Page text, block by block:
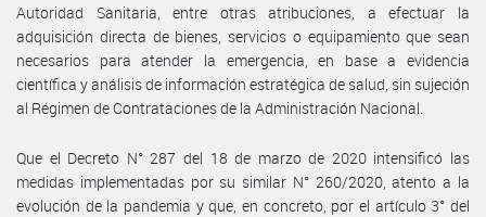
Autoridad Sanitaria, entre otras atribuciones, a efectuar la
adquisición directa de bienes, servicios o equipamiento que sean
necesarios para atender la emergencia, en base a evidencia
científica y análisis de información estratégica de salud, sin sujeción
al Régimen de Contrataciones de la Administración Nacional.
Que el Decreto N° 287 del 18 de marzo de 2020 intensificó las
medidas implementadas por su similar N° 260/2020, atento a la
evolución de la pandemia y que, en concreto, por el artículo 3° del